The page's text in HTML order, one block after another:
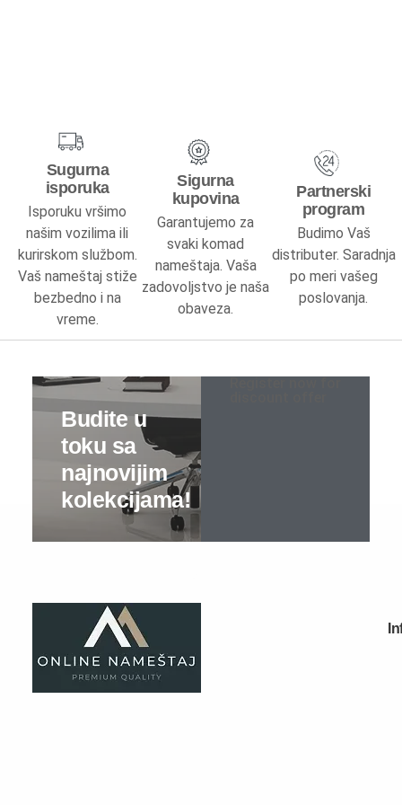
Sugurna
isporuka
Isporuku vršimo
našim vozilima ili
kurirskom službom.
Vaš nameštaj stiže
bezbedno i na
vreme.
Sigurna
kupovina
Garantujemo za
svaki komad
nameštaja. Vaša
zadovoljstvo je naša
obaveza.
Partnerski
program
Budimo Vaš
distributer. Saradnja
po meri vašeg
poslovanja.
Predsoblja kompleti
Cipelarnici
Čiviluci
Komode
Ogledala
Kuhinje
Specijalne ponude
Kuhinje kompleti
Elementi
Kompleti
Specijalne ponude